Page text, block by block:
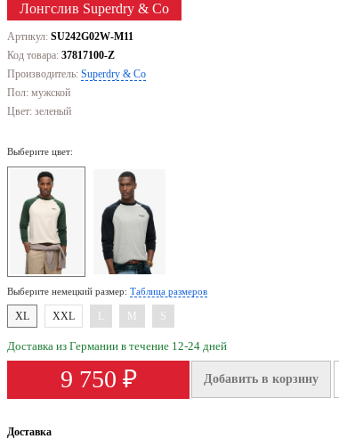
Лонгслив Superdry & Co
Артикул: SU242G02W-M11
Код товара: 37817100-Z
Производитель: Superdry & Co
Пол: мужской
Цвет: зеленый
Выберите цвет:
Выберите немецкий размер: Таблица размеров
XL XXL M S
Доставка из Германии в течение 12-24 дней
9 750 ₽ Добавить в корзину
Доставка